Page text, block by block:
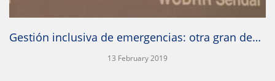
Gestión inclusiva de emergencias: otra gran deuda de las autoridades en Chile
13 February 2019